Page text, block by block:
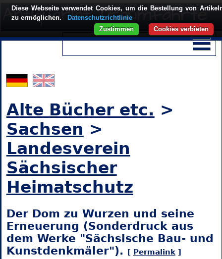
Alte Bücher etc. >
Sachsen >
Landesverein
Sächsischer
Heimatschutz
Der Dom zu Wurzen und seine
Erneuerung (Sonderdruck aus
dem Werke "Sächsische Bau- und
Kunstdenkmäler"). [ Permalink]
Diese Webseite verwendet Cookies, um die Bestellung von
zu ermöglichen.
Datenschutzrichtlinie
Cookies verbieten
Zustimmen